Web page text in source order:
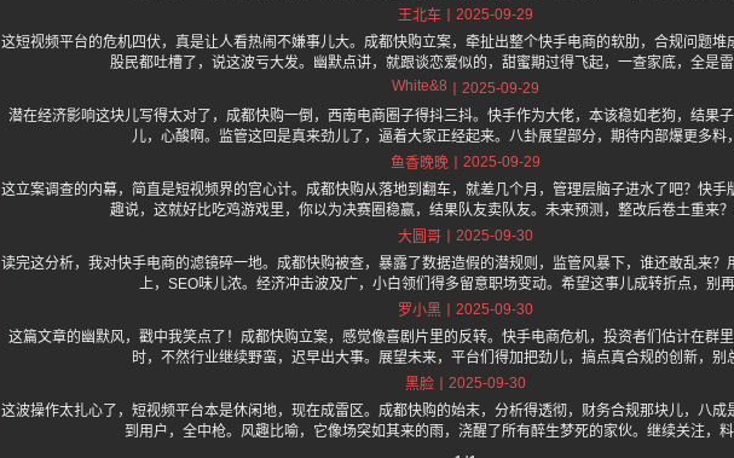
王北车
2025-09-29
这短视频平台的危机四伏，真是让人看热闹不嫌事儿大。成都快购立案，牵扯出整个快手电商的软肋，合规问题堆
股民都吐槽了，说这波亏大发。幽默点讲，就跟谈恋爱似的，甜蜜期过得飞起，一查家底，全是雷
White&8
2025-09-29
潜在经济影响这块儿写得太对了，成都快购一倒，西南电商圈子得抖三抖。快手作为大佬，本该稳如老狗，结果
儿，心酸啊。监管这回是真来劲儿了，逼着大家正经起来。八卦展望部分，期待内部爆更多料
鱼香晚晚
2025-09-29
这立案调查的内幕，简直是短视频界的宫心计。成都快购从落地到翻车，就差几个月，管理层脑子进水了吧？快手
趣说，这就好比吃鸡游戏里，你以为决赛圈稳赢，结果队友卖队友。未来预测，整改后卷土重来？
大圆哥
2025-09-30
读完这分析，我对快手电商的滤镜碎一地。成都快购被查，暴露了数据造假的潜规则，监管风暴下，谁还敢乱来？
上，SEO味儿浓。经济冲击波及广，小白领们得多留意职场变动。希望这事儿成转折点，别再
罗小黑
2025-09-30
这篇文章的幽默风，戳中我笑点了！成都快购立案，感觉像喜剧片里的反转。快手电商危机，投资者们估计在群
时，不然行业继续野蛮，迟早出大事。展望未来，平台们得加把劲儿，搞点真合规的创新，别
黑脸
2025-09-30
这波操作太扎心了，短视频平台本是休闲地，现在成雷区。成都快购的始末，分析得透彻，财务合规那块儿，八成
到用户，全中枪。风趣比喻，它像场突如其来的雨，浇醒了所有醉生梦死的家伙。继续关注，料